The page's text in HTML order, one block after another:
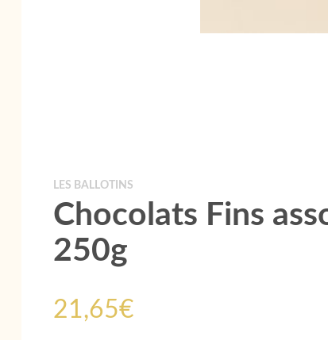
LES BALLOTINS
Chocolats Fins
250g
21,65€